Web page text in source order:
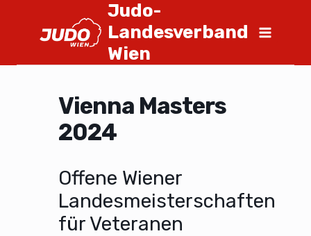
Judo-
Landesverband
Wien
Vienna Masters
2024
Offene Wiener
Landesmeisterschaften
für Veteranen